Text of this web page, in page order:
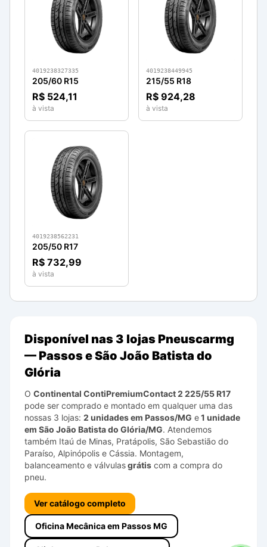
4019238327335
205/60 R15
R$ 524,11
à vista
4019238449945
215/55 R18
R$ 924,28
à vista
4019238562231
205/50 R17
R$ 732,99
à vista
Disponível nas 3 lojas Pneuscarmg
— Passos e São João Batista do
Glória
O Continental ContiPremiumContact 2 225/55 R17
pode ser comprado e montado em qualquer uma das
nossas 3 lojas: 2 unidades em Passos/MG e1 unidade
em São João Batista do Glória/MG. Atendemos
também Itaú de Minas, Pratápolis, São Sebastião do
Paraíso, Alpinópolis e Cássia. Montagem,
balanceamento e válvulasgrátis com a compra do
pneu.
Ver catálogo completo
Oficina Mecânica em Passos MG